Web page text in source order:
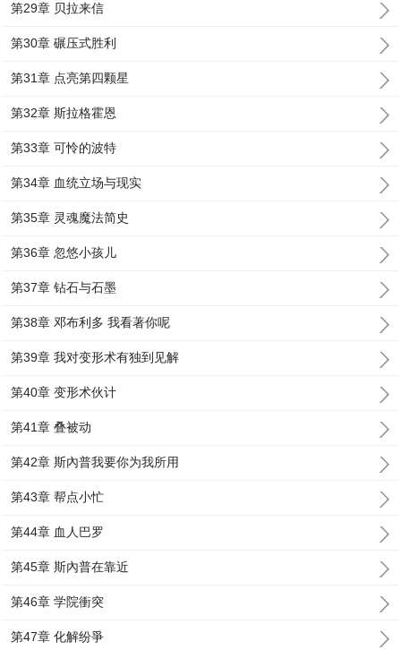
第29章 贝拉来信
第30章 碾压式胜利
第31章 点亮第四颗星
第32章 斯拉格霍恩
第33章 可怜的波特
第34章 血统立场与现实
第35章 灵魂魔法简史
第36章 忽悠小孩儿
第37章 钻石与石墨
第38章 邓布利多 我看著你呢
第39章 我对变形术有独到见解
第40章 变形术伙计
第41章 叠被动
第42章 斯內普我要你为我所用
第43章 帮点小忙
第44章 血人巴罗
第45章 斯內普在靠近
第46章 学院衝突
第47章 化解纷爭